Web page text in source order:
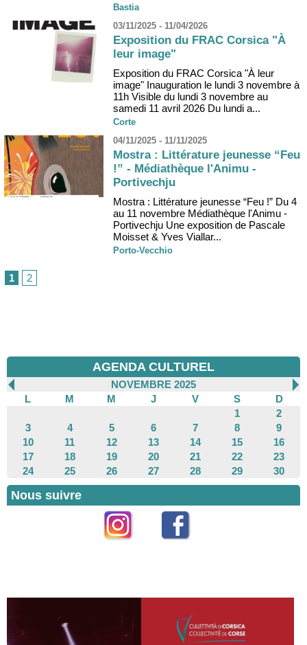
Bastia
03/11/2025 - 11/04/2026
Exposition du FRAC Corsica "À
leur image"
Exposition du FRAC Corsica "À leur
image" Inauguration le lundi 3 novembre à
11h Visible du lundi 3 novembre au
samedi 11 avril 2026 Du lundi a...
Corte
04/11/2025 - 11/11/2025
Mostra : Littérature jeunesse “Feu
!” - Médiathèque l'Animu -
Portivechju
Mostra : Littérature jeunesse “Feu !” Du 4
au 11 novembre Médiathèque l'Animu -
Portivechju Une exposition de Pascale
Moisset & Yves Viallar...
Porto-Vecchio
1 2
AGENDA CULTUREL
NOVEMBRE 2025
L
M M J V S
D
1
2
3
4 5 6 7 8
9
10
11 12 13 14 15
16
17
18 19 20 21 22
23
24
25 26 27 28 29 30
Nous suivre